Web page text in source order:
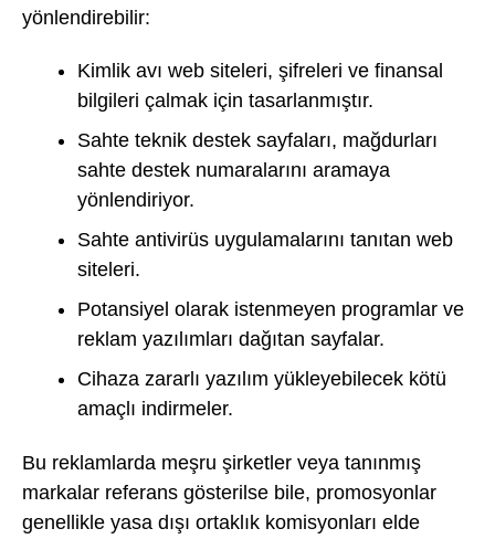
yönlendirebilir:
Kimlik avı web siteleri, şifreleri ve finansal
bilgileri çalmak için tasarlanmıştır.
Sahte teknik destek sayfaları, mağdurları
sahte destek numaralarını aramaya
yönlendiriyor.
Sahte antivirüs uygulamalarını tanıtan web
siteleri.
Potansiyel olarak istenmeyen programlar ve
reklam yazılımları dağıtan sayfalar.
Cihaza zararlı yazılım yükleyebilecek kötü
amaçlı indirmeler.
Bu reklamlarda meşru şirketler veya tanınmış
markalar referans gösterilse bile, promosyonlar
genellikle yasa dışı ortaklık komisyonları elde